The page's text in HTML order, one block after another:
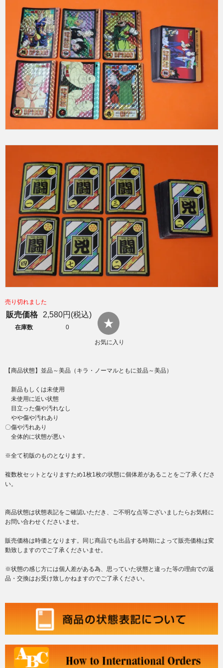
売り切れました
販売価格 2,580円(税込)
在庫数 0
お気に入り
【商品状態】並品～美品（キラ・ノーマルともに並品～美品）
新品もしくは未使用
未使用に近い状態
目立った傷や汚れなし
やや傷や汚れあり
〇傷や汚れあり
全体的に状態が悪い
※全て初版のものとなります。
複数枚セットとなりますため1枚1枚の状態に個体差があることをご了承くださ
い。
商品状態は状態表記をご確認いただき、ご不明な点等ございましたらお気軽に
お問い合わせくださいませ。
販売価格は時価となります。同じ商品でも出品する時期によって販売価格は変
動致しますのでご了承くださいませ。
※状態の感じ方には個人差がある為、思っていた状態と違った等の理由での返
品・交換はお受け致しかねますのでご了承ください。